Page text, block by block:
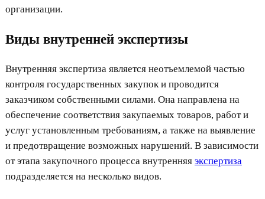
организации.
Виды внутренней экспертизы
Внутренняя экспертиза является неотъемлемой частью
контроля государственных закупок и проводится
заказчиком собственными силами. Она направлена на
обеспечение соответствия закупаемых товаров, работ и
услуг установленным требованиям, а также на выявление
и предотвращение возможных нарушений. В зависимости
от этапа закупочного процесса внутренняя экспертиза
подразделяется на несколько видов.